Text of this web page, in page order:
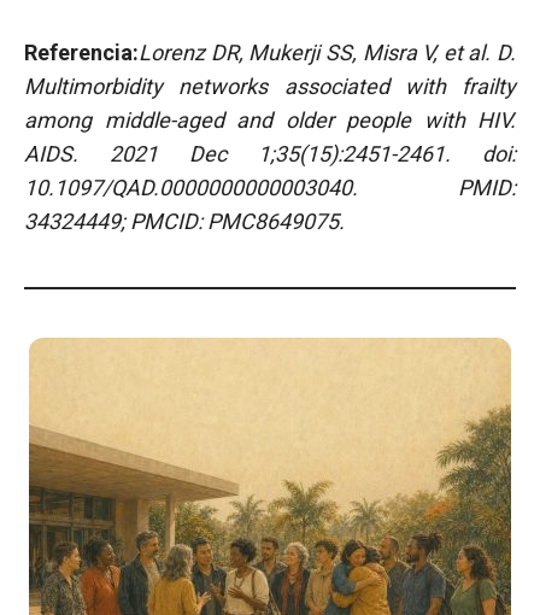
Referencia:Lorenz DR, Mukerji SS, Misra V, et al. D.
Multimorbidity networks associated with frailty
among middle-aged and older people with HIV.
AIDS. 2021 Dec 1;35(15):2451-2461. doi:
10.1097/QAD.0000000000003040. PMID:
34324449; PMCID: PMC8649075.